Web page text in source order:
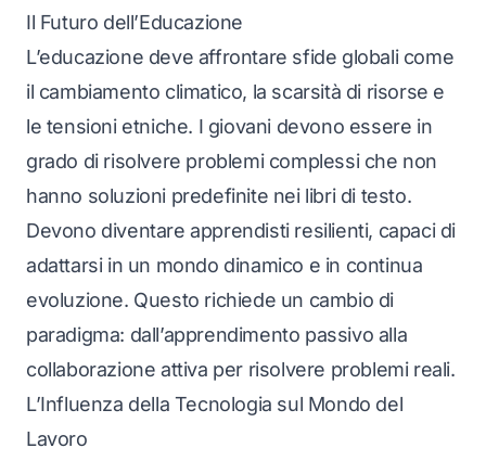
Il Futuro dell’Educazione
L’educazione deve affrontare sfide globali come
il cambiamento climatico, la scarsità di risorse e
le tensioni etniche. I giovani devono essere in
grado di risolvere problemi complessi che non
hanno soluzioni predefinite nei libri di testo.
Devono diventare apprendisti resilienti, capaci di
adattarsi in un mondo dinamico e in continua
evoluzione. Questo richiede un cambio di
paradigma: dall’apprendimento passivo alla
collaborazione attiva per risolvere problemi reali.
L’Influenza della Tecnologia sul Mondo del
Lavoro